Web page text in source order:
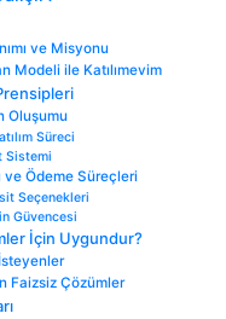
ve Misyonu
Modeli ile Katılımevim
Oluşumu
Süreci
Sistemi
ve Ödeme Süreçleri
Seçenekleri
Güvencesi
İçin Uygundur?
Faizsiz Çözümler